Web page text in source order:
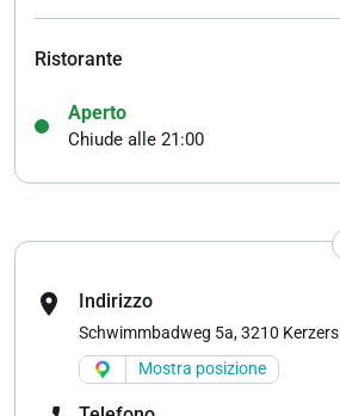
Ristorante
Aperto
Chiude alle 21:00
location_on Indirizzo
Schwimmbadweg 5a, 3210 Kerzers
Mostra posizione